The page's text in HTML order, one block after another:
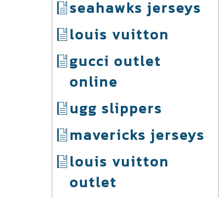
seahawks jerseys
louis vuitton
gucci outlet
online
ugg slippers
mavericks jerseys
louis vuitton
outlet